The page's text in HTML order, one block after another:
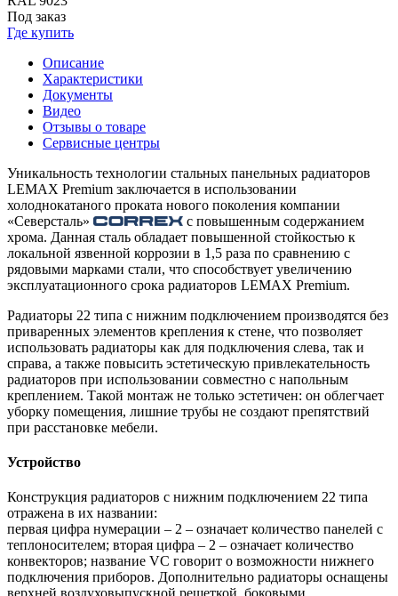
Под заказ
Где купить
Описание
Характеристики
Документы
Видео
Отзывы о товаре
Сервисные центры
Уникальность технологии стальных панельных радиаторов
LEMAX Premium заключается в использовании
холоднокатаного проката нового поколения компании
«Северсталь»
с повышенным содержанием
хрома. Данная сталь обладает повышенной стойкостью к
локальной язвенной коррозии в 1,5 раза по сравнению с
рядовыми марками стали, что способствует увеличению
эксплуатационного срока радиаторов LEMAX Premium.
Радиаторы 22 типа с нижним подключением производятся без
приваренных элементов крепления к стене, что позволяет
использовать радиаторы как для подключения слева, так и
справа, а также повысить эстетическую привлекательность
радиаторов при использовании совместно с напольным
креплением. Такой монтаж не только эстетичен: он облегчает
уборку помещения, лишние трубы не создают препятствий
при расстановке мебели.
Устройство
Конструкция радиаторов с нижним подключением 22 типа
отражена в их названии:
первая цифра нумерации – 2 – означает количество панелей с
теплоносителем; вторая цифра – 2 – означает количество
конвекторов; название VС говорит о возможности нижнего
подключения приборов. Дополнительно радиаторы оснащены
верхней воздуховыпускной решеткой, боковыми